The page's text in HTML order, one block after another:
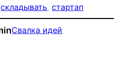
складывать, стартап
Свалка идей